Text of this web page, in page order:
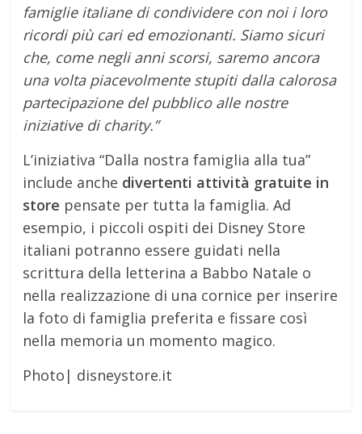
famiglie italiane di condividere con noi i loro
ricordi più cari ed emozionanti. Siamo sicuri
che, come negli anni scorsi, saremo ancora
una volta piacevolmente stupiti dalla calorosa
partecipazione del pubblico alle nostre
iniziative di charity.”
L’iniziativa “Dalla nostra famiglia alla tua”
include anche divertenti attività gratuite in
store pensate per tutta la famiglia. Ad
esempio, i piccoli ospiti dei Disney Store
italiani potranno essere guidati nella
scrittura della letterina a Babbo Natale o
nella realizzazione di una cornice per inserire
la foto di famiglia preferita e fissare così
nella memoria un momento magico.
Photo| disneystore.it